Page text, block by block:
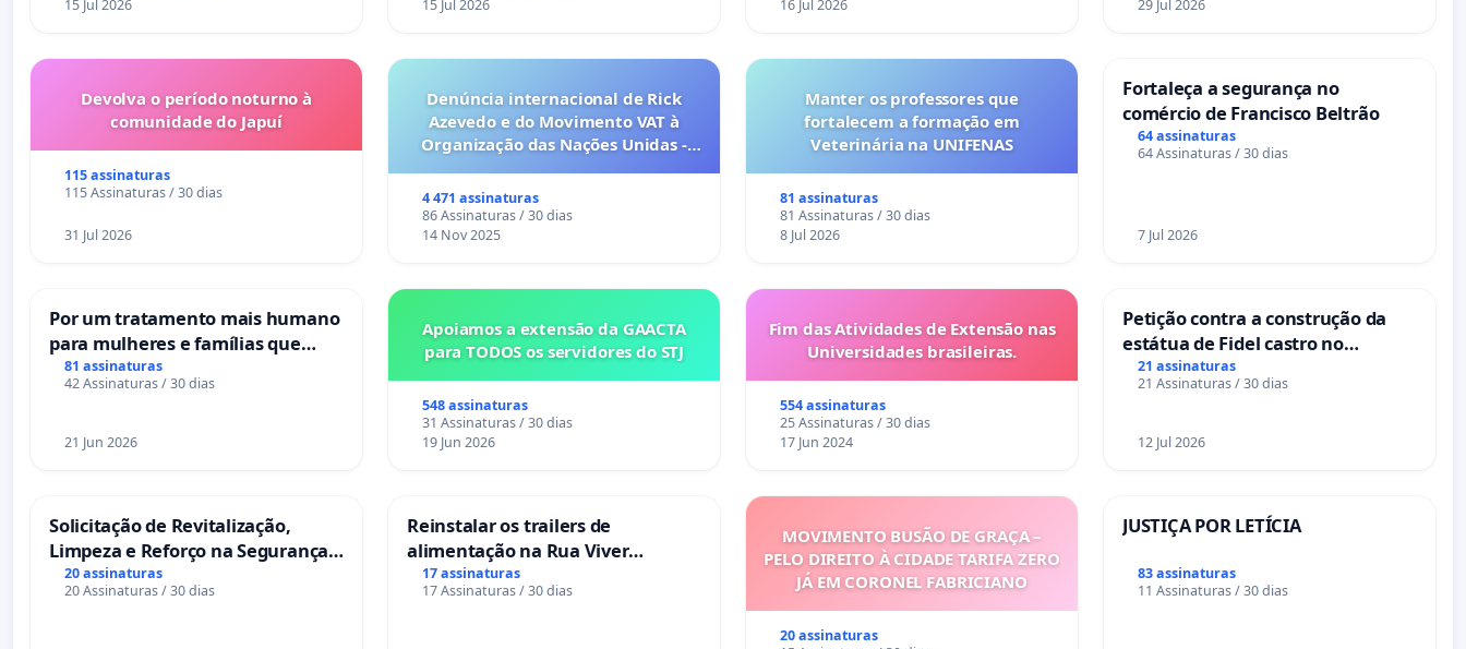
15 Jul 2026
15 Jul 2026
16 Jul 2026 29 Jul 2026
Devolva o período noturno à
comunidade do Japuí
115 assinaturas
115 Assinaturas / 30 dias
31 Jul 2026
Denúncia internacional de Rick
Azevedo e do Movimento VAT à
Organização das Nações Unidas -
6x1 enquanto o lobby empresarial
compra a omissão do Congresso.
4 471 assinaturas
86 Assinaturas / 30 dias
14 Nov 2025
Manter os professores que
fortalecem a formação em
Veterinária na UNIFENAS
81 assinaturas
81 Assinaturas / 30 dias
8 Jul 2026
Fortaleça a segurança no
comércio de Francisco Beltrão
64 assinaturas
64 Assinaturas / 30 dias
7 Jul 2026
Por um tratamento mais humano
para mulheres e famílias que
sofrem uma perda gestacional
nos hospitais portugueses
81 assinaturas
42 Assinaturas / 30 dias
21 Jun 2026
Apoiamos a extensão da GAACTA
para TODOS os servidores do STJ
548 assinaturas
31 Assinaturas / 30 dias
19 Jun 2026
Fim das Atividades de Extensão nas
Universidades brasileiras.
554 assinaturas
25 Assinaturas / 30 dias
17 Jun 2024
Petição contra a construção da
estátua de Fidel castro no
mirante do Caju
21 assinaturas
21 Assinaturas / 30 dias
12 Jul 2026
Solicitação de Revitalização,
Limpeza e Reforço na Segurança
das Praças da Rua Cachoeira das
Sete Ilhas
20 assinaturas
20 Assinaturas / 30 dias
Reinstalar os trailers de
alimentação na Rua Viver
Salvador
17 assinaturas
17 Assinaturas / 30 dias
MOVIMENTO BUSÃO DE GRAÇA –
PELO DIREITO À CIDADE TARIFA ZERO
JÁ EM CORONEL FABRICIANO
20 assinaturas
JUSTIÇA POR LETÍCIA
83 assinaturas
11 Assinaturas / 30 dias